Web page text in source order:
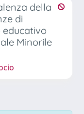
della
di
Minorile